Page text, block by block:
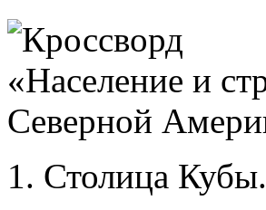
1. Столица Кубы.